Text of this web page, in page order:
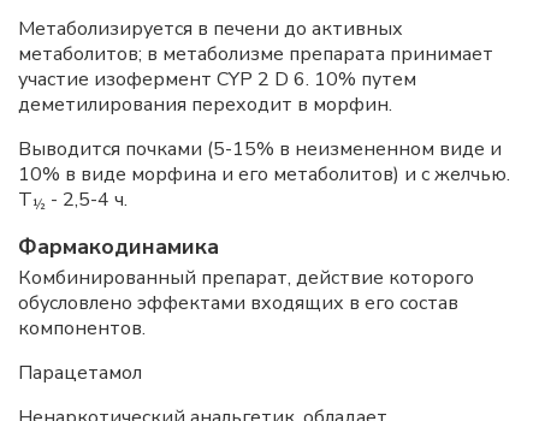
Метаболизируется в печени до активных
метаболитов; в метаболизме препарата принимает
участие изофермент CYP 2 D 6. 10% путем
деметилирования переходит в морфин.
Выводится почками (5-15% в неизмененном виде и
10% в виде морфина и его метаболитов) и с желчью.
Т½ - 2,5-4 ч.
Фармакодинамика
Комбинированный препарат, действие которого
обусловлено эффектами входящих в его состав
компонентов.
Парацетамол